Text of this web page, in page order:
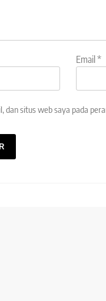
Email *
dan situs web saya pada